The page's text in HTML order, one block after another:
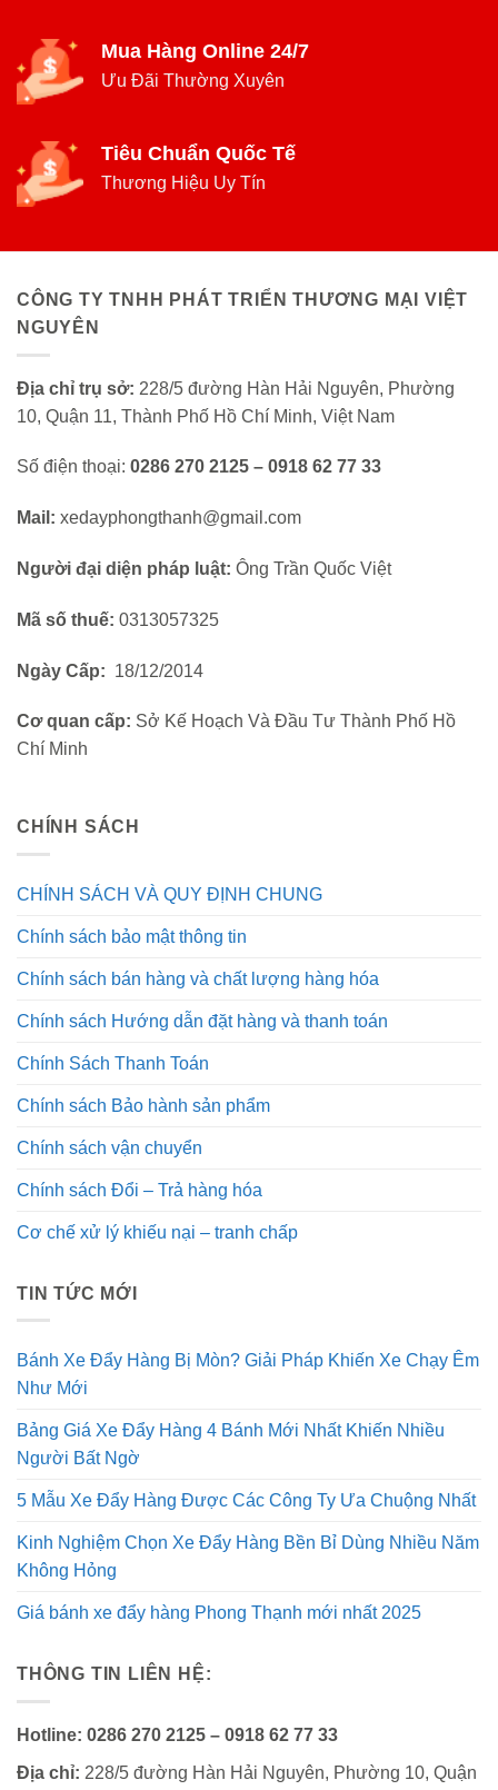
Mua Hàng Online 24/7
Ưu Đãi Thường Xuyên
Tiêu Chuẩn Quốc Tế
Thương Hiệu Uy Tín
CÔNG TY TNHH PHÁT TRIỂN THƯƠNG MẠI VIỆT
NGUYÊN
Địa chỉ trụ sở: 228/5 đường Hàn Hải Nguyên, Phường
10, Quận 11, Thành Phố Hồ Chí Minh, Việt Nam
Số điện thoại: 0286 270 2125 – 0918 62 77 33
Mail: xedayphongthanh@gmail.com
Người đại diện pháp luật: Ông Trần Quốc Việt
Mã số thuế: 0313057325
Ngày Cấp: 18/12/2014
Cơ quan cấp: Sở Kế Hoạch Và Đầu Tư Thành Phố Hồ
Chí Minh
CHÍNH SÁCH
CHÍNH SÁCH VÀ QUY ĐỊNH CHUNG
Chính sách bảo mật thông tin
Chính sách bán hàng và chất lượng hàng hóa
Chính sách Hướng dẫn đặt hàng và thanh toán
Chính Sách Thanh Toán
Chính sách Bảo hành sản phẩm
Chính sách vận chuyển
Chính sách Đổi – Trả hàng hóa
Cơ chế xử lý khiếu nại – tranh chấp
TIN TỨC MỚI
Bánh Xe Đẩy Hàng Bị Mòn? Giải Pháp Khiến Xe Chạy Êm
Như Mới
Bảng Giá Xe Đẩy Hàng 4 Bánh Mới Nhất Khiến Nhiều
Người Bất Ngờ
5 Mẫu Xe Đẩy Hàng Được Các Công Ty Ưa Chuộng Nhất
Kinh Nghiệm Chọn Xe Đẩy Hàng Bền Bỉ Dùng Nhiều Năm
Không Hỏng
Giá bánh xe đẩy hàng Phong Thạnh mới nhất 2025
THÔNG TIN LIÊN HỆ:
Hotline: 0286 270 2125 – 0918 62 77 33
Địa chỉ: 228/5 đường Hàn Hải Nguyên, Phường 10, Quận